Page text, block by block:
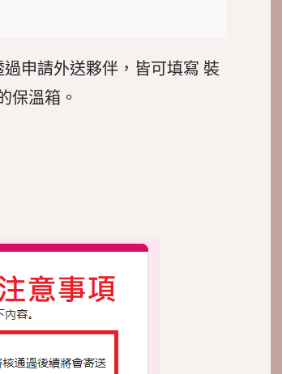
申請外送夥伴，皆可填寫 裝
保溫箱。